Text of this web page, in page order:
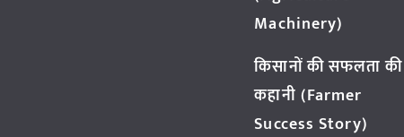
Machinery)
किसानों की सफलता की
कहानी (Farmer
Success Story)